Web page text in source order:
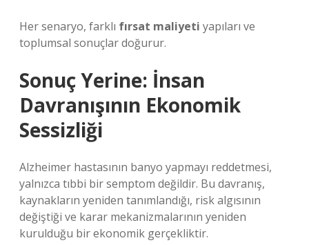
Her senaryo, farklı fırsat maliyeti yapıları ve
toplumsal sonuçlar doğurur.
Sonuç Yerine: İnsan
Davranışının Ekonomik
Sessizliği
Alzheimer hastasının banyo yapmayı reddetmesi,
yalnızca tıbbi bir semptom değildir. Bu davranış,
kaynakların yeniden tanımlandığı, risk algısının
değiştiği ve karar mekanizmalarının yeniden
kurulduğu bir ekonomik gerçekliktir.